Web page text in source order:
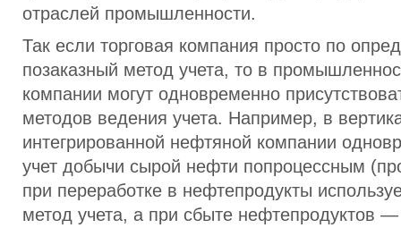
отраслей промышленности.
Так если торговая компания просто по
позаказный метод учета, то в
компании могут одновременно
методов ведения учета. Например, в
интегрированной нефтяной компании
учет добычи сырой нефти попроцессным
при переработке в нефтепродукты
метод учета, а при сбыте нефтепродуктов